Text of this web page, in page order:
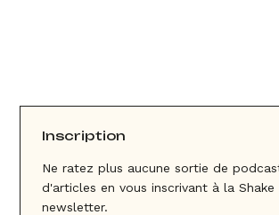
Inscription
Ne ratez plus aucune sortie de
d'articles en vous inscrivant à la
newsletter.